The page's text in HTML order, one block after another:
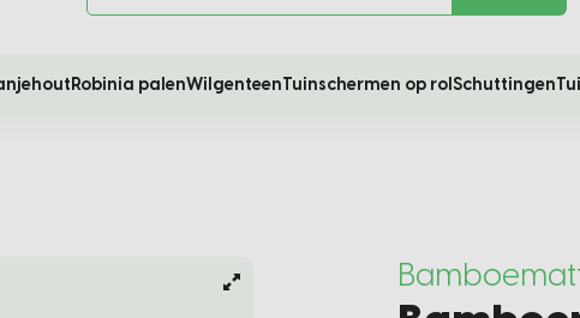
Robinia palenWilgenteenTuinschermen op rol Schuttingen